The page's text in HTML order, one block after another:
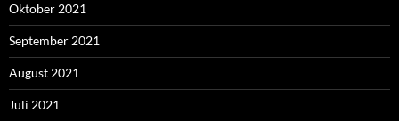
Oktober 2021
September 2021
August 2021
Juli 2021